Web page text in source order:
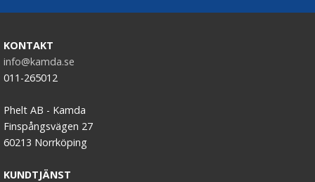
KONTAKT
info@kamda.se
011-265012
Phelt AB - Kamda
Finspångsvägen 27
60213 Norrköping
KUNDTJÄNST